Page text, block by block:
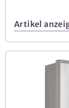
Artikel